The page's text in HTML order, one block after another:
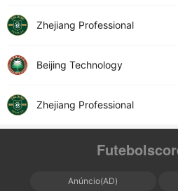
Zhejiang Professional
Beijing Technology
Zhejiang Professional
Anúncio(AD)